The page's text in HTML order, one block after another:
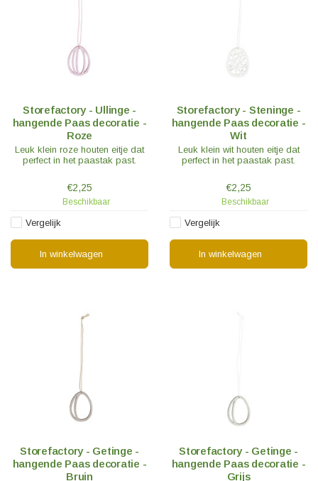
Storefactory - Ullinge -
hangende Paas decoratie -
Roze
Leuk klein roze houten eitje dat
perfect in het paastak past.
€2,25
Beschikbaar
Vergelijk
In winkelwagen
Storefactory - Steninge -
hangende Paas decoratie -
Wit
Leuk klein wit houten eitje dat
perfect in het paastak past.
€2,25
Beschikbaar
Vergelijk
In winkelwagen
Storefactory - Getinge -
hangende Paas decoratie -
Bruin
Storefactory - Getinge -
hangende Paas decoratie -
Grijs